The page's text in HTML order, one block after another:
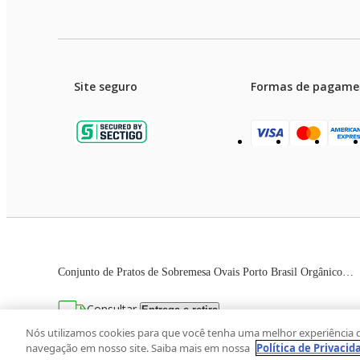
Consultar Entrega e retira
Site seguro Formas de
Preços e condições de
As imagens dos produtos são meramente
Avenida Zaki Narchi, nº 1650, sobreloja,
Nós utilizamos cookies para que você tenha uma melhor experiência
navegação em nosso site. Saiba mais em nossa Política de